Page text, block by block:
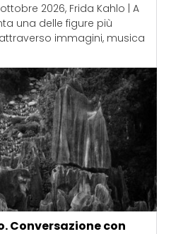
2026, Frida Kahlo | A
una delle figure più
immagini, musica
Conversazione con